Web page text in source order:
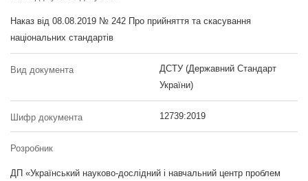
Наказ від 08.08.2019 № 242 Про прийняття та скасування
національних стандартів
Вид документа
ДСТУ (Державний Стандарт
України)
Шифр документа 12739:2019
Розробник
ДП «Український науково-дослідний і навчальний центр проблем